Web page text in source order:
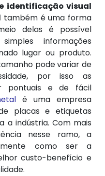
identificação visual
também é uma forma
delas é possível
informações
lugar ou produto.
pode variar de
por isso as
pontuais e de fácil
é uma empresa
placas e etiquetas
a indústria. Com mais
nesse ramo, a
como ser a
custo-benefício e